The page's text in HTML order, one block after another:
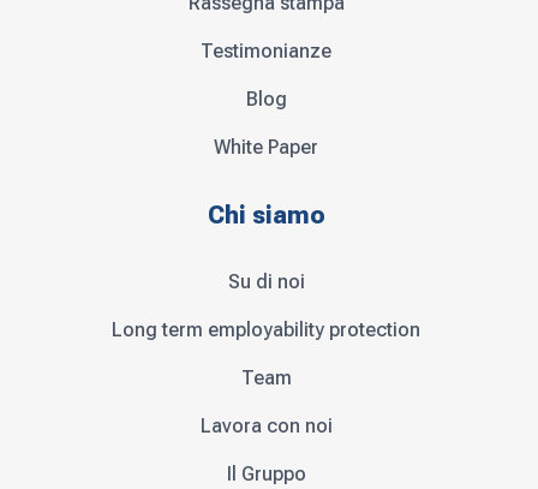
Testimonianze
Blog
White Paper
Chi siamo
Su di noi
Long term employability protection
Team
Lavora con noi
Il Gruppo